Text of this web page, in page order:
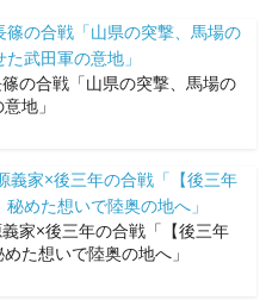
の合戦「山県の突撃、馬場の
地」
家×後三年の合戦「【後三年
た想いで陸奥の地へ」